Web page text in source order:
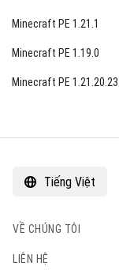
Minecraft PE 1.21.1
Minecraft PE 1.19.0
Minecraft PE 1.21.20.23
Tiếng Việt
VỀ CHÚNG TÔI
LIÊN HỆ